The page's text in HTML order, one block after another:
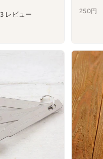
3レビュー 250円